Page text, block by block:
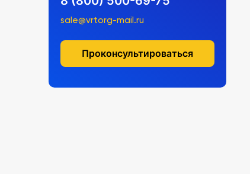
sale@vrtorg-mail.ru
Проконсультироваться